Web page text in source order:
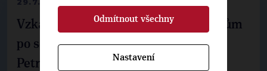
Vzkaz Matěje Ondřeje Havla příznivcům
po setkání s prezidentem republiky
Petrem Pavlem
Odmítnout všechny
Nastavení